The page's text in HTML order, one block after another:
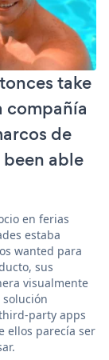
take
compañía
de
able
en ferias
estaba
wanted para
sus
visualmente
party apps
ellos parecía ser